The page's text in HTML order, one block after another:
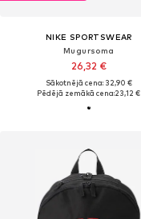
NIKE SPORTSWEAR
Mugursoma
26,32 €
Sākotnējā cena: 32,90 €
Pēdējā zemākā cena:23,12 €